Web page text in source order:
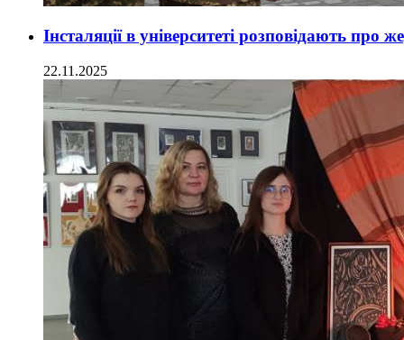
Інсталяції в університеті розповідають про
22.11.2025